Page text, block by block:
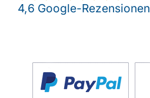
4,6 Google-Rezensionen